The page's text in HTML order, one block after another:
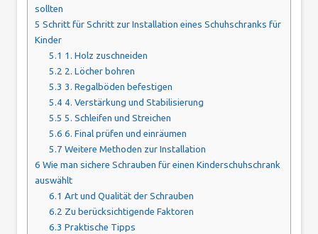
sollten
5 Schritt für Schritt zur Installation eines Schuhschranks für
Kinder
5.1 1. Holz zuschneiden
5.2 2. Löcher bohren
5.3 3. Regalböden befestigen
5.4 4. Verstärkung und Stabilisierung
5.5 5. Schleifen und Streichen
5.6 6. Final prüfen und einräumen
5.7 Weitere Methoden zur Installation
6 Wie man sichere Schrauben für einen Kinderschuhschrank
auswählt
6.1 Art und Qualität der Schrauben
6.2 Zu berücksichtigende Faktoren
6.3 Praktische Tipps